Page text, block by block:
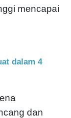
mencapai
dalam 4
dan